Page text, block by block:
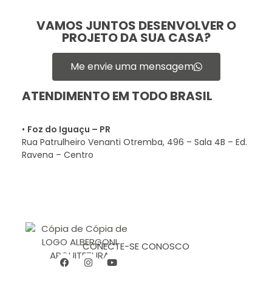
CONECTE-SE CONOSCO
VAMOS JUNTOS DESENVOLVER O
PROJETO DA SUA CASA?
Me envie uma mensagem
ATENDIMENTO EM TODO BRASIL
• Foz do Iguaçu – PR
Rua Patrulheiro Venanti Otremba, 496 – Sala 4B – Ed.
Ravena – Centro